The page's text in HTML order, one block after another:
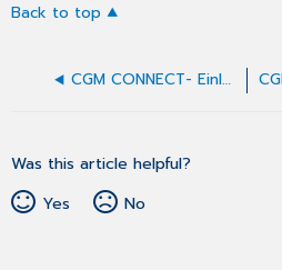
Back to top
CGM CONNECT- Einleitung
Was this article helpful?
Yes
No